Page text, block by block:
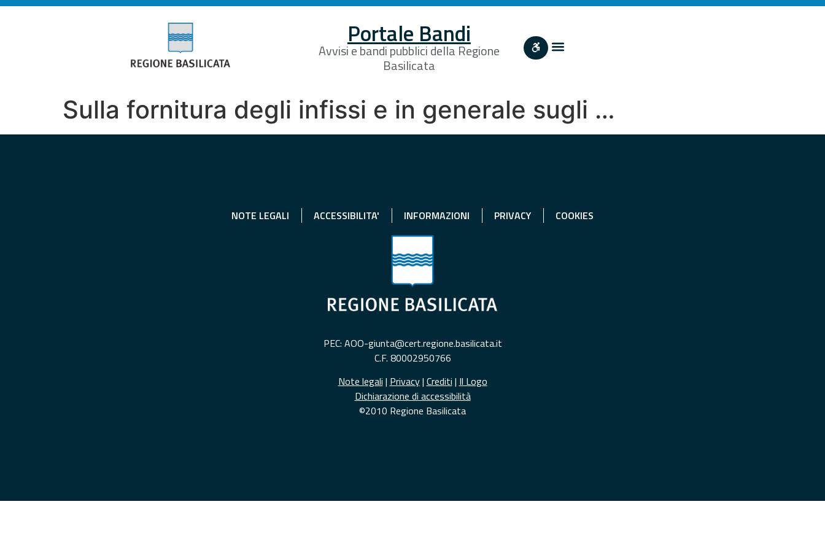
Portale Bandi
Avvisi e bandi pubblici della Regione
Basilicata
Sulla fornitura degli infissi e in generale sugli …
NOTE LEGALI ACCESSIBILITA' INFORMAZIONI PRIVACY COOKIES
PEC: AOO-giunta@cert.regione.basilicata.it
C.F. 80002950766
Note legali | Privacy| Crediti | Il Logo
Dichiarazione di accessibilità
©2010 Regione Basilicata